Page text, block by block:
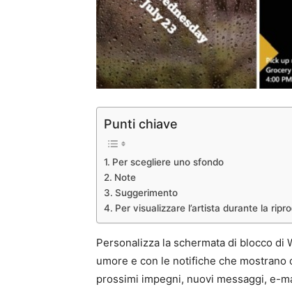
Punti chiave
Per scegliere uno sfondo
Note
Suggerimento
Per visualizzare l’artista durante la
Personalizza la schermata di blocco di
umore e con le notifiche che mostrano
prossimi impegni, nuovi messaggi, e-